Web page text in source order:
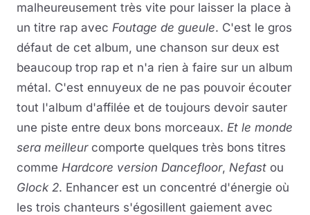
malheureusement très vite pour laisser la place à
un titre rap avec Foutage de gueule. C'est le gros
défaut de cet album, une chanson sur deux est
beaucoup trop rap et n'a rien à faire sur un album
métal. C'est ennuyeux de ne pas pouvoir écouter
tout l'album d'affilée et de toujours devoir sauter
une piste entre deux bons morceaux. Et le monde
sera meilleurcomporte quelques très bons titres
comme Hardcore version Dancefloor, Nefast ou
Glock 2. Enhancer est un concentré d'énergie où
les trois chanteurs s'égosillent gaiement avec